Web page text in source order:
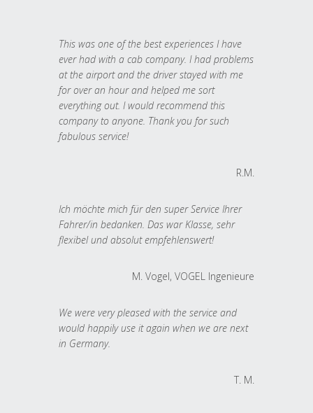
This was one of the best experiences I have
ever had with a cab company. I had problems
at the airport and the driver stayed with me
for over an hour and helped me sort
everything out. I would recommend this
company to anyone. Thank you for such
fabulous service!
R.M.
Ich möchte mich für den super Service Ihrer
Fahrer/in bedanken. Das war Klasse, sehr
flexibel und absolut empfehlenswert!
M. Vogel, VOGEL Ingenieure
We were very pleased with the service and
would happily use it again when we are next
in Germany.
T. M.